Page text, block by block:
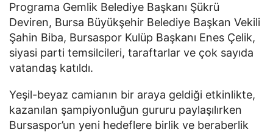
Programa Gemlik Belediye Başkanı Şükrü
Deviren, Bursa Büyükşehir Belediye Başkan Vekili
Şahin Biba, Bursaspor Kulüp Başkanı Enes Çelik,
siyasi parti temsilcileri, taraftarlar ve çok sayıda
vatandaş katıldı.
Yeşil-beyaz camianın bir araya geldiği etkinlikte,
kazanılan şampiyonluğun gururu paylaşılırken
Bursaspor’un yeni hedeflere birlik ve beraberlik